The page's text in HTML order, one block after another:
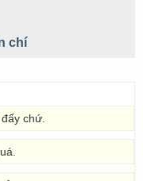
chí
chứ.